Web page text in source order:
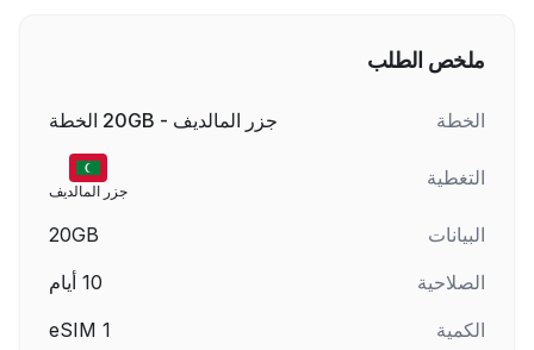
ملخص الطلب
الخطة جزر المالديف - 20GB الخطة
التغطية
جزر المالديف
البيانات
20GB
الصلاحية
10 أيام
الكمية
1